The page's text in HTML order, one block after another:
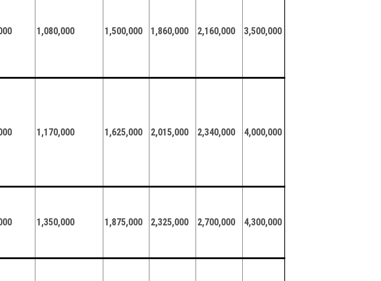
1,080,000 1,500,000 1,860,000 2,160,000 3,500,000
1,170,000 1,625,000 2,015,000 2,340,000 4,000,000
1,350,000 1,875,000 2,325,000 2,700,000 4,300,000